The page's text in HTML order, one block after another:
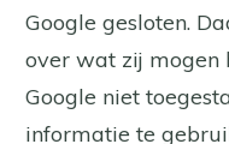
Google gesloten.
over wat zij mogen
Google niet
informatie te